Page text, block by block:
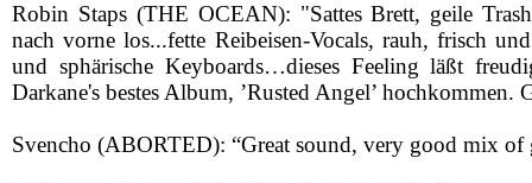
Robin Staps (THE OCEAN): "Sattes Brett, geile
nach vorne los...fette Reibeisen-Vocals, rauh, frisch
und sphärische Keyboards…dieses Feeling läßt
Darkane's bestes Album, ’Rusted Angel’ hochkommen.
Svencho (ABORTED): “Great sound, very good mix